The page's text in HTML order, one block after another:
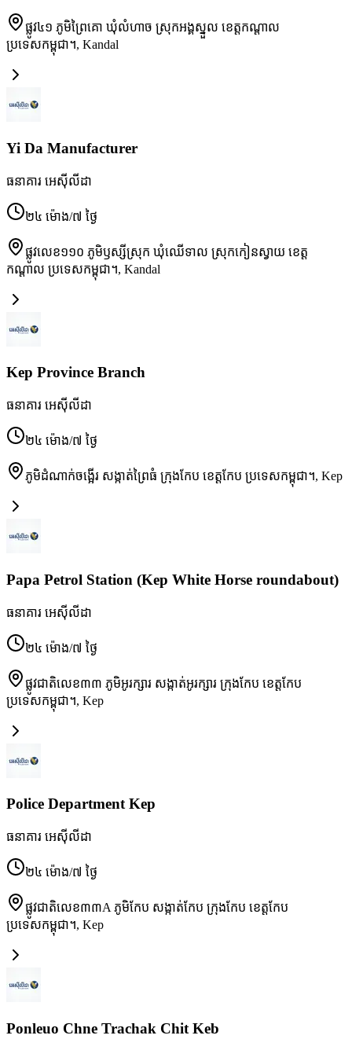
ផ្លូវ៤១ ភូមិព្រៃគោ ឃុំលំហាច ស្រុកអង្គស្នួល ខេត្តកណ្ដាល
ប្រទេសកម្ពុជា។, Kandal
Yi Da Manufacturer
ធនាគារ អេស៊ីលីដា
២៤ ម៉ោង/៧ ថ្ងៃ
ផ្លូវលេខ១១០ ភូមិឫស្សីស្រុក ឃុំឈើទាល ស្រុកកៀនស្វាយ ខេត្ត
កណ្ដាល ប្រទេសកម្ពុជា។, Kandal
Kep Province Branch
ធនាគារ អេស៊ីលីដា
២៤ ម៉ោង/៧ ថ្ងៃ
ភូមិដំណាក់ចង្អើរ សង្កាត់ព្រៃធំ ក្រុងកែប ខេត្តកែប ប្រទេសកម្ពុជា។, Kep
Papa Petrol Station (Kep White Horse roundabout)
ធនាគារ អេស៊ីលីដា
២៤ ម៉ោង/៧ ថ្ងៃ
ផ្លូវជាតិលេខ៣៣ ភូមិអូរក្សារ សង្កាត់អូរក្សារ ក្រុងកែប ខេត្តកែប
ប្រទេសកម្ពុជា។, Kep
Police Department Kep
ធនាគារ អេស៊ីលីដា
២៤ ម៉ោង/៧ ថ្ងៃ
ផ្លូវជាតិលេខ៣៣A ភូមិកែប សង្កាត់កែប ក្រុងកែប ខេត្តកែប
ប្រទេសកម្ពុជា។, Kep
Ponleuo Chne Trachak Chit Keb